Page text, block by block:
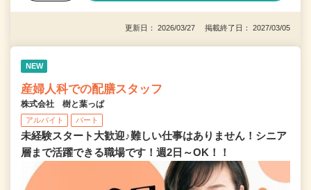
更新日： 2026/03/27 掲載終了日： 2027/03/05
NEW
産婦人科での配膳スタッフ
株式会社 樹と葉っぱ
アルバイト パート
未経験スタート大歓迎♪難しい仕事はありません！シニア
層まで活躍できる職場です！週2日～OK！！